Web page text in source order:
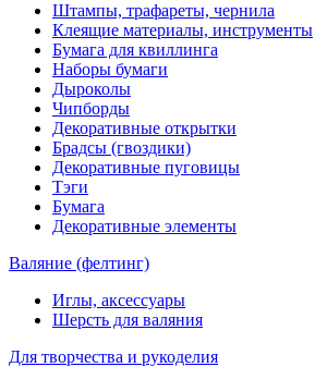
Штампы, трафареты, чернила
Клеящие материалы, инструменты
Бумага для квиллинга
Наборы бумаги
Дыроколы
Чипборды
Декоративные открытки
Брадсы (гвоздики)
Декоративные пуговицы
Тэги
Бумага
Декоративные элементы
Валяние (фелтинг)
Иглы, аксессуары
Шерсть для валяния
Для творчества и рукоделия